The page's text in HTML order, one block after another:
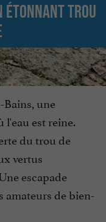
étonnant trou
Bains, une
l'eau est reine.
du trou de
vertus
escapade
amateurs de bien-